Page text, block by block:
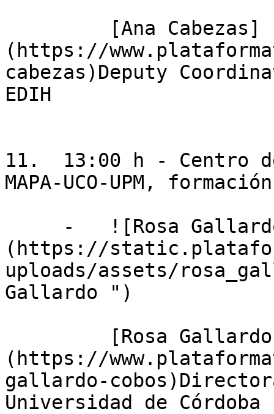
(https://
cabezas)Deputy
EDIH
11.  13:00 h - Centro
MAPA-UCO-UPM,
(https://
uploads/assets/
Gallardo ")
(https://
gallardo-
Universidad de Córdoba